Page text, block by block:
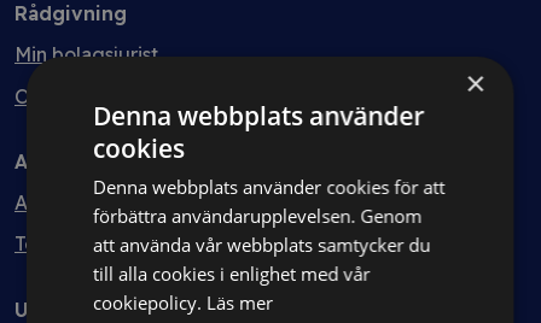
Rådgivning
Min bolagsjurist
Ombud
Avtal
Avtalshantering
Testa kostnadsfritt
Utbildning
×
Denna webbplats använder
cookies
Denna webbplats använder cookies för att
förbättra användarupplevelsen. Genom
att använda vår webbplats samtycker du
till alla cookies i enlighet med vår
cookiepolicy. Läs mer